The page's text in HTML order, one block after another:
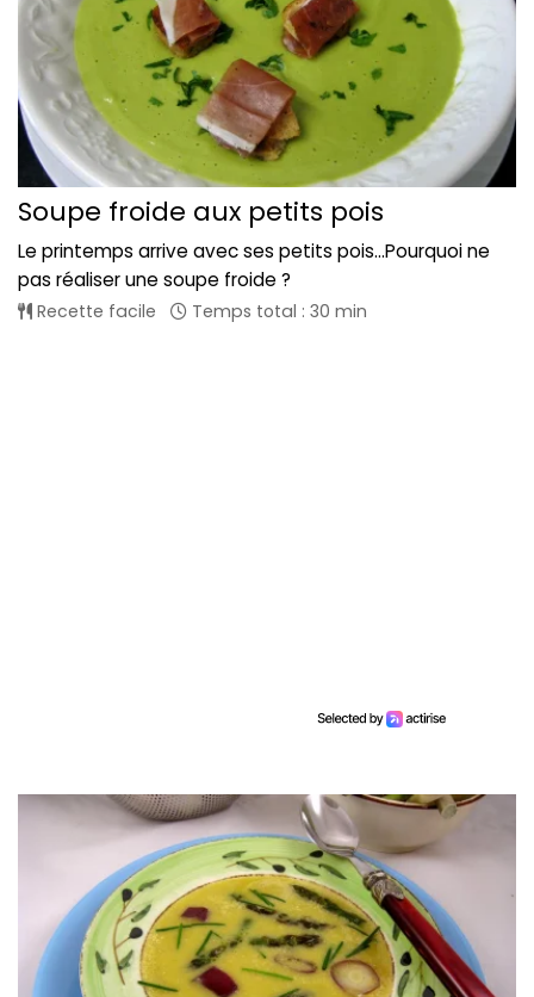
Soupe froide aux petits pois
Le printemps arrive avec ses petits pois...Pourquoi ne
pas réaliser une soupe froide ?
Recette facile Temps total : 30 min